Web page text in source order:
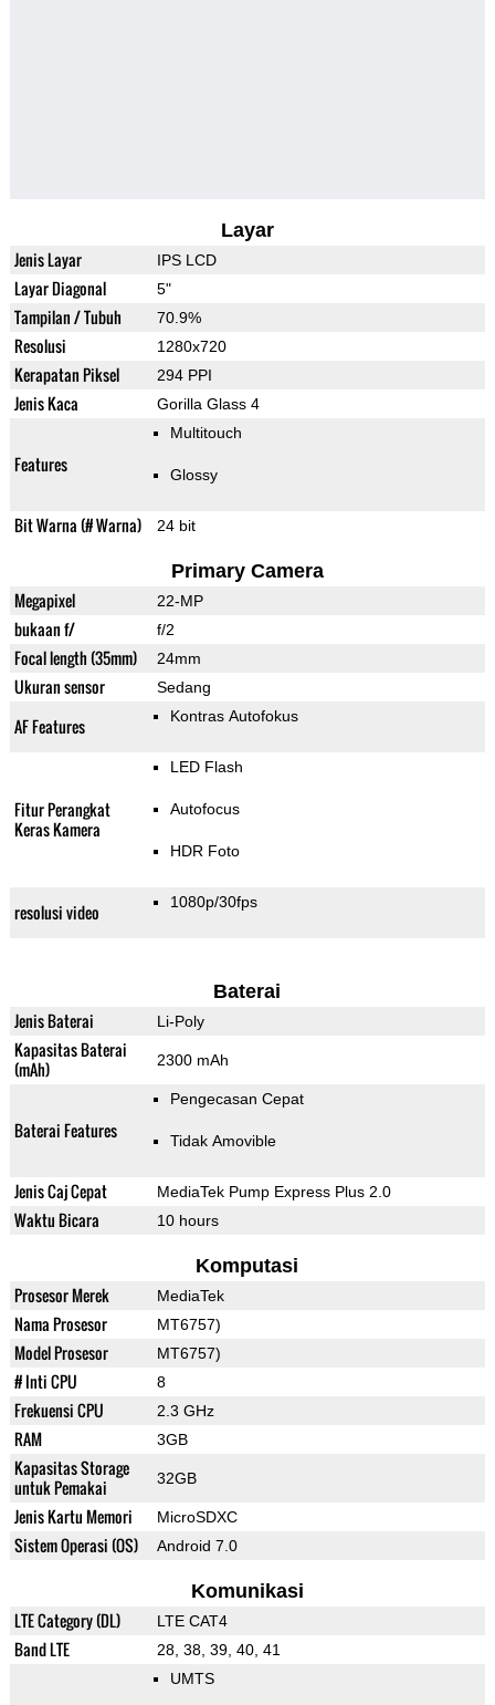
Layar
Jenis Layar IPS LCD
Layar Diagonal 5"
Tampilan / Tubuh 70.9%
Resolusi 1280x720
Kerapatan Piksel 294 PPI
Jenis Kaca Gorilla Glass 4
Features
Multitouch
Glossy
Bit Warna (# Warna) 24 bit
Primary Camera
Megapixel 22-MP
bukaan f/ f/2
Focal length (35mm) 24mm
Ukuran sensor Sedang
AF Features Kontras Autofokus
Fitur Perangkat
Keras Kamera
LED Flash
Autofocus
HDR Foto
resolusi video 1080p/30fps
Baterai
Jenis Baterai Li-Poly
Kapasitas Baterai
(mAh)
2300 mAh
Baterai Features
Pengecasan Cepat
Tidak Amovible
Jenis Caj Cepat MediaTek Pump Express Plus 2.0
Waktu Bicara 10 hours
Komputasi
Prosesor Merek MediaTek
Nama Prosesor MT6757)
Model Prosesor MT6757)
# Inti CPU 8
Frekuensi CPU 2.3 GHz
RAM 3GB
Kapasitas Storage
untuk Pemakai
32GB
Jenis Kartu Memori MicroSDXC
Sistem Operasi (OS) Android 7.0
Komunikasi
LTE Category (DL) LTE CAT4
Band LTE
28, 38, 39, 40, 41
UMTS